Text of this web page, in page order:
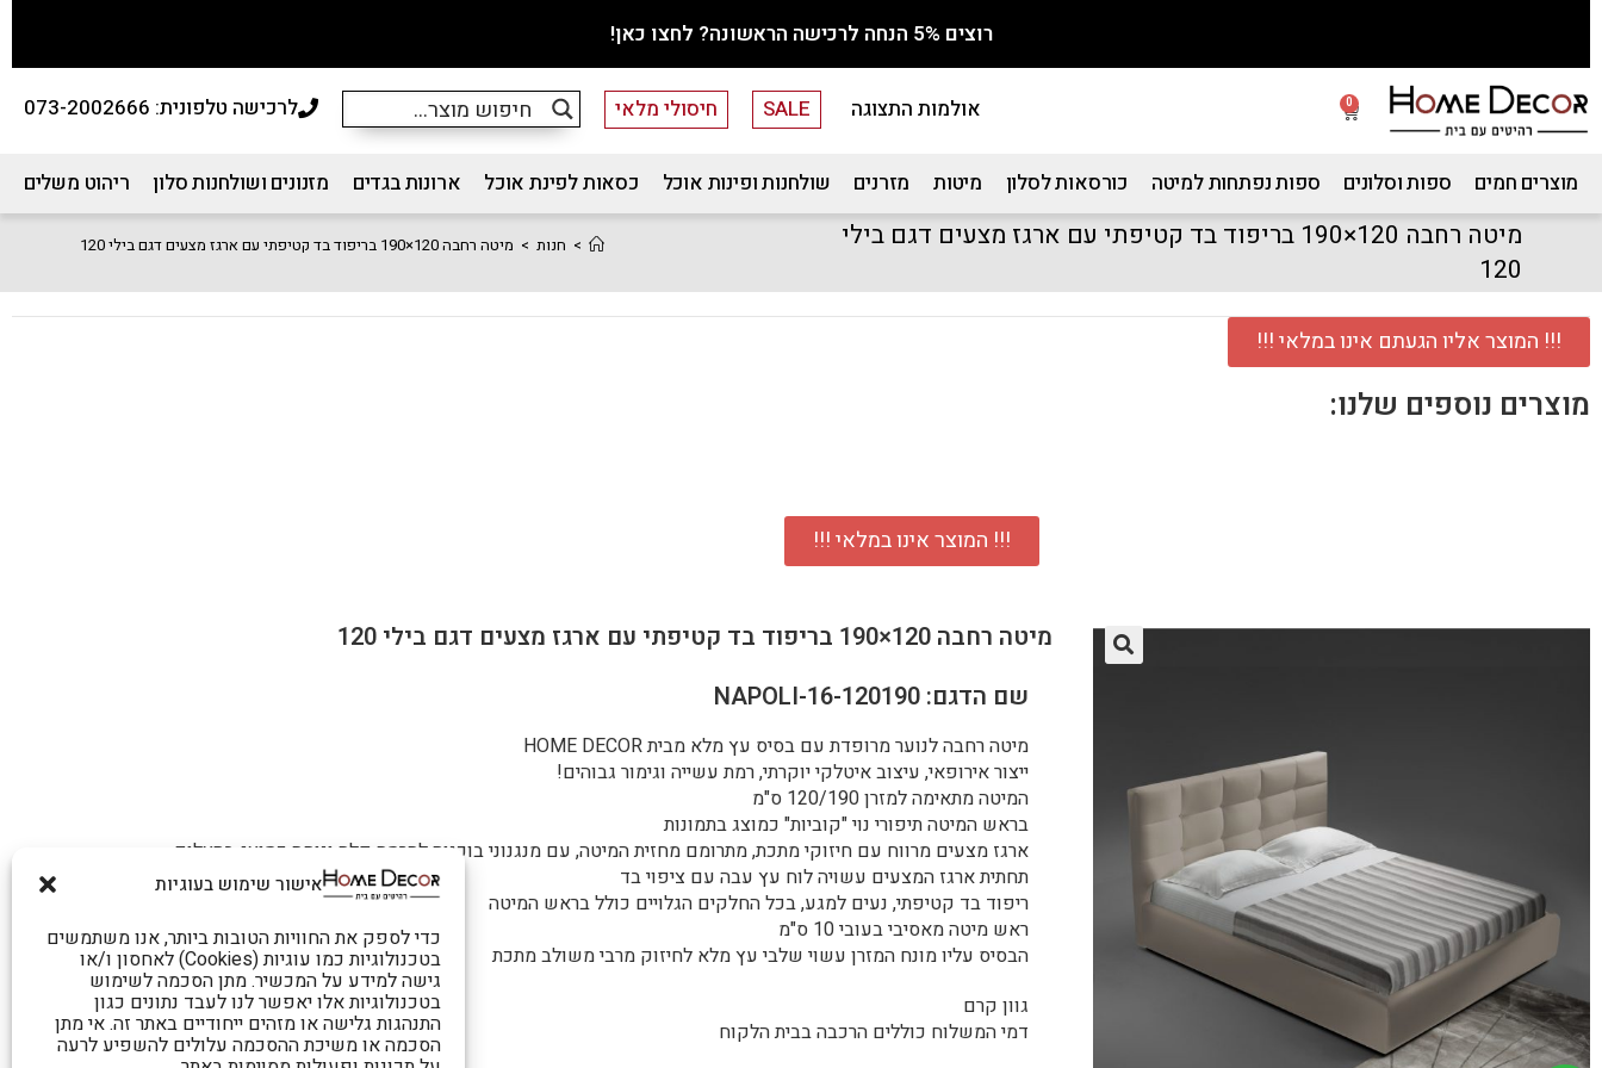
אישור שימוש בעוגיות
כדי לספק את החוויות הטובות ביותר, אנו משתמשים
בטכנולוגיות כמו עוגיות (Cookies) לאחסון ו/או
גישה למידע על המכשיר. מתן הסכמה לשימוש
בטכנולוגיות אלו יאפשר לנו לעבד נתונים כגון
התנהגות גלישה או מזהים ייחודיים באתר זה. אי מתן
הסכמה או משיכת ההסכמה עלולים להשפיע לרעה
רוצים 5% הנחה לרכישה הראשונה? לחצו כאן!
0 אולמות התצוגה SALE חיסולי מלאי לרכישה טלפונית: 073-2002666
מוצרים חמים ספות וסלונים ספות נפתחות למיטה כורסאות לסלון מיטות מזרנים שולחנות ופינות אוכל כסאות לפינת אוכל ארונות בגדים מזנונים ושולחנות סלון ריהוט משלים
מיטה רחבה 120×190 בריפוד בד קטיפתי עם ארגז מצעים דגם בילי
120
> חנות > מיטה רחבה 120×190 בריפוד בד קטיפתי עם ארגז מצעים דגם בילי 120
!!! המוצר אליו הגעתם אינו במלאי !!!
מוצרים נוספים שלנו:
!!! המוצר אינו במלאי !!!
מיטה רחבה 120×190 בריפוד בד קטיפתי עם ארגז מצעים דגם בילי 120
שם הדגם: NAPOLI-16-120190
מיטה רחבה לנוער מרופדת עם בסיס עץ מלא מבית HOME DECOR
ייצור אירופאי, עיצוב איטלקי יוקרתי, רמת עשייה וגימור גבוהים!
המיטה מתאימה למזרן 120/190 ס"מ
בראש המיטה תיפורי נוי "קוביות" כמוצג בתמונות
ארגז מצעים מרווח עם חיזוקי מתכת, מתרומם מחזית המיטה, עם מנגנוני בוכנות להרמה קלה ונוחה כמוצג בתצלום.
תחתית ארגז המצעים עשויה לוח עץ עבה עם ציפוי בד
ריפוד בד קטיפתי, נעים למגע, בכל החלקים הגלויים כולל בראש המיטה
ראש מיטה מאסיבי בעובי 10 ס"מ
הבסיס עליו מונח המזרן עשוי שלבי עץ מלא לחיזוק מרבי משולב מתכת
גוון קרם
דמי המשלוח כוללים הרכבה בבית הלקוח